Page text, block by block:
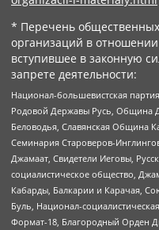
* Перечень
организаций в
вступившее в законную
запрете деятельности:
Национал-большевистская
Родовой Державы Русь, Община
Беловодья, Славянская Община
Семинария Староверов-
Джамаат, Свидетели Иеговы,
социалистическое общество,
Кабарды, Балкарии и Карачая,
Буль, Национал-
Формат-18, Благородный Орден